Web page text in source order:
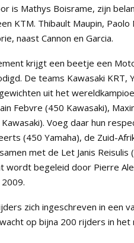
is Mathys Boisrame, zijn
KTM. Thibault Maupin,
naast Cannon en Garcia.
krijgt een beetje een
De teams Kawasaki KRT,
uit het
Febvre (450 Kawasaki),
Voeg daar hun
(450 Yamaha), de Zuid-
met de Let Janis
wordt begeleid door Pierre
zich ingeschreven in een
op bijna 200 rijders in